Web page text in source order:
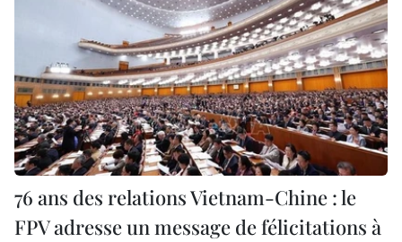
76 ans des relations Vietnam-Chine : le
FPV adresse un message de félicitations à